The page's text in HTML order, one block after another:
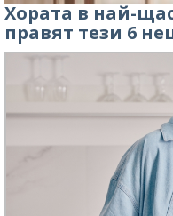
Хората в най-
правят тези 6